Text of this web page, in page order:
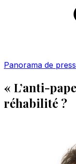
Panorama de
« L’anti-
réhabilité ?